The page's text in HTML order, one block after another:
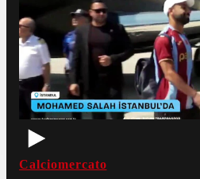
Calciomercato